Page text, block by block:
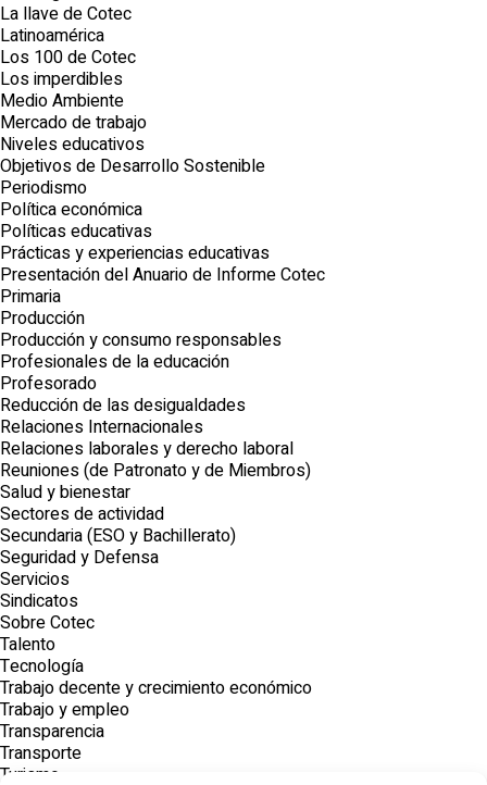
La llave de Cotec
Latinoamérica
Los 100 de Cotec
Los imperdibles
Medio Ambiente
Mercado de trabajo
Niveles educativos
Objetivos de Desarrollo Sostenible
Periodismo
Política económica
Políticas educativas
Prácticas y experiencias educativas
Presentación del Anuario de Informe Cotec
Primaria
Producción
Producción y consumo responsables
Profesionales de la educación
Profesorado
Reducción de las desigualdades
Relaciones Internacionales
Relaciones laborales y derecho laboral
Reuniones (de Patronato y de Miembros)
Salud y bienestar
Sectores de actividad
Secundaria (ESO y Bachillerato)
Seguridad y Defensa
Servicios
Sindicatos
Sobre Cotec
Talento
Tecnología
Trabajo decente y crecimiento económico
Trabajo y empleo
Transparencia
Transporte
Turismo